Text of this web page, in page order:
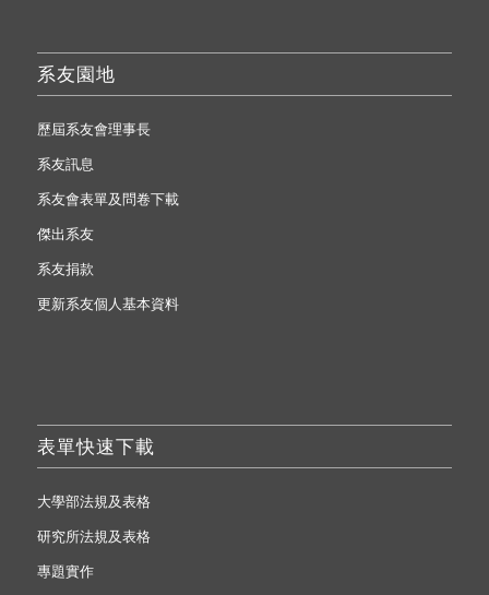
系友園地
歷屆系友會理事長
系友訊息
系友會表單及問卷下載
傑出系友
系友捐款
更新系友個人基本資料
表單快速下載
大學部法規及表格
研究所法規及表格
專題實作